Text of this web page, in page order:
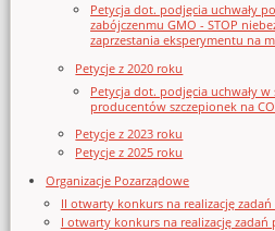
Petycja dot. podjęcia uchwały
zabójczenmu GMO - STOP
zaprzestania eksperymentu na
Petycje z 2020 roku
Petycja dot. podjęcia uchwały
producentów szczepionek na
Petycje z 2023 roku
Petycje z 2025 roku
Organizacje Pozarządowe
II otwarty konkurs na realizację
I otwarty konkurs na realizację zadań